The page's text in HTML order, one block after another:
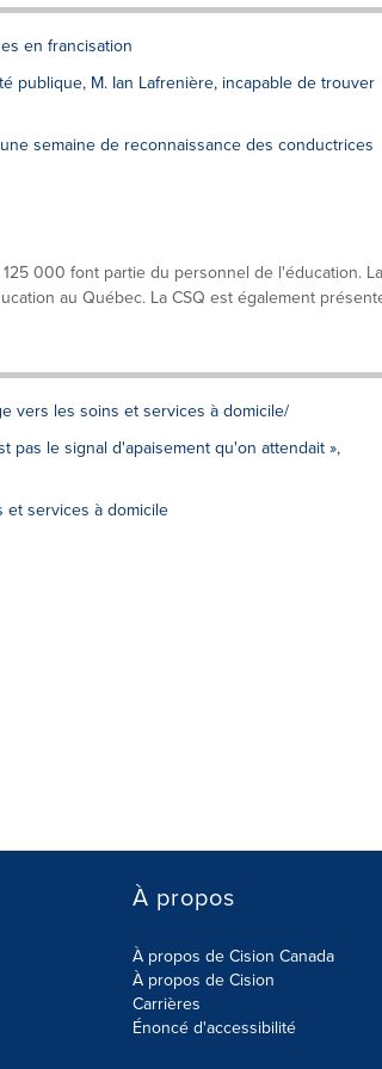
en francisation
publique, M. Ian Lafrenière, incapable de trouver
semaine de reconnaissance des conductrices
000 font partie du personnel de l'éducation. La
au Québec. La CSQ est également
vers les soins et services à domicile/
pas le signal d'apaisement qu'on attendait »,
et services à domicile
À propos
À propos de Cision Canada
À propos de Cision
Carrières
Énoncé d'accessibilité